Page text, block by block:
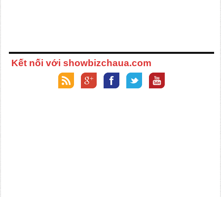
Kết nối với showbizchaua.com